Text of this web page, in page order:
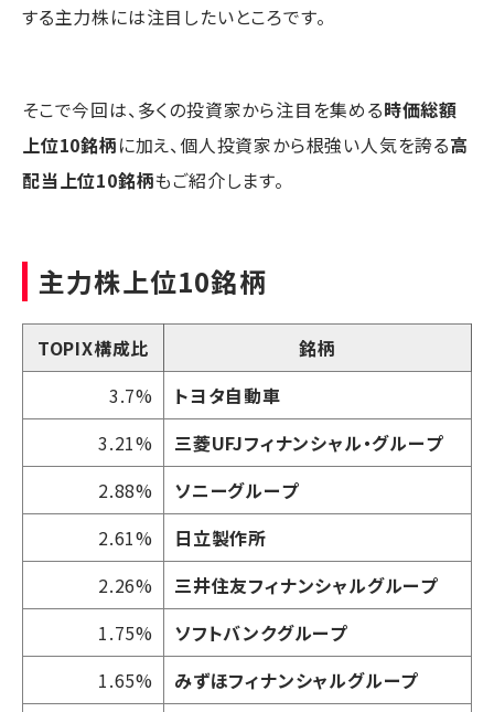
する主力株には注目したいところです。
そこで今回は、多くの投資家から注目を集める時価総額
上位10銘柄に加え、個人投資家から根強い人気を誇る高
配当上位10銘柄もご紹介します。
主力株上位10銘柄
TOPIX構成比
銘柄
3.7%
トヨタ自動車
3.21%
三菱UFJフィナンシャル・グループ
2.88%
ソニーグループ
2.61%
日立製作所
2.26%
三井住友フィナンシャルグループ
1.75%
ソフトバンクグループ
1.65%
みずほフィナンシャルグループ